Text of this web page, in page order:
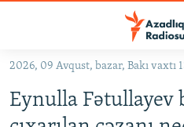
Əsas
qayıt
Əsas
#İZAHLA
2026, 09 Avqust, bazar, Bakı vaxtı
Eynulla Fətullayev